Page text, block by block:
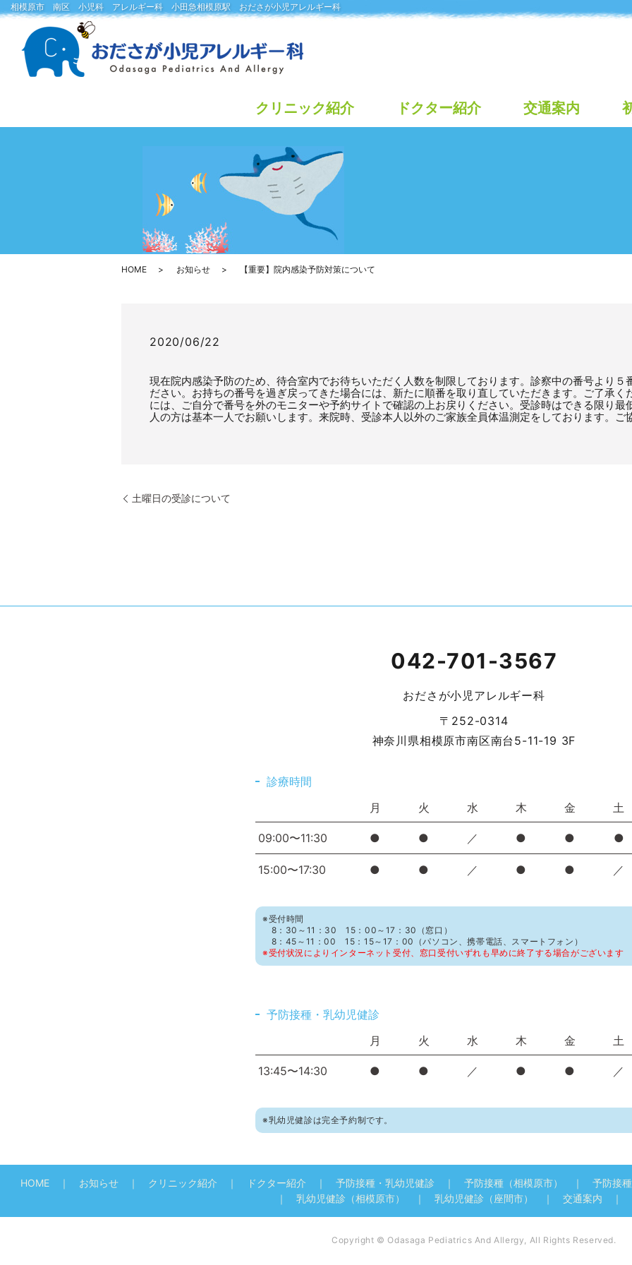
相模原市 南区 小児科 アレルギー科 小田急相模原駅 おださが小児アレルギー科
クリニック紹介 ドクター紹介 交通案内
HOME お知らせ 【重要】院内感染予防対策について
2020/06/22
現在院内感染予防のため、待合室内でお待ちいただく人数を制限しております。診察中の番号より５
ださい。お持ちの番号を過ぎ戻ってきた場合には、新たに順番を取り直していただきます。ご了承く
には、ご自分で番号を外のモニターや予約サイトで確認の上お戻りください。受診時はできる限り
人の方は基本一人でお願いします。来院時、受診本人以外のご家族全員体温測定をしております。ご
土曜日の受診について
042-701-3567
おださが小児アレルギー科
〒252-0314
神奈川県相模原市南区南台5-11-19 3F
診療時間
月
火 水 木 金 土
09:00〜11:30 ● ● ／ ● ● ●
15:00〜17:30 ● ● ／ ● ● ／
※受付時間
8：30～11：30 15：00～17：30（窓口）
8：45～11：00 15：15～17：00（パソコン、携帯電話、スマートフォン）
※受付状況によりインターネット受付、窓口受付いずれも早めに終了する場合がございます
予防接種・乳幼児健診
月
火 水 木 金 土
13:45〜14:30 ● ● ／ ● ● ／
※乳幼児健診は完全予約制です。
HOME お知らせ クリニック紹介 ドクター紹介 予防接種・乳幼児健診 予防接種（相模原市） 予防接種
乳幼児健診（相模原市）
乳幼児健診（座間市） 交通案内
Copyright © Odasaga Pediatrics And Allergy, All Rights Reserved.